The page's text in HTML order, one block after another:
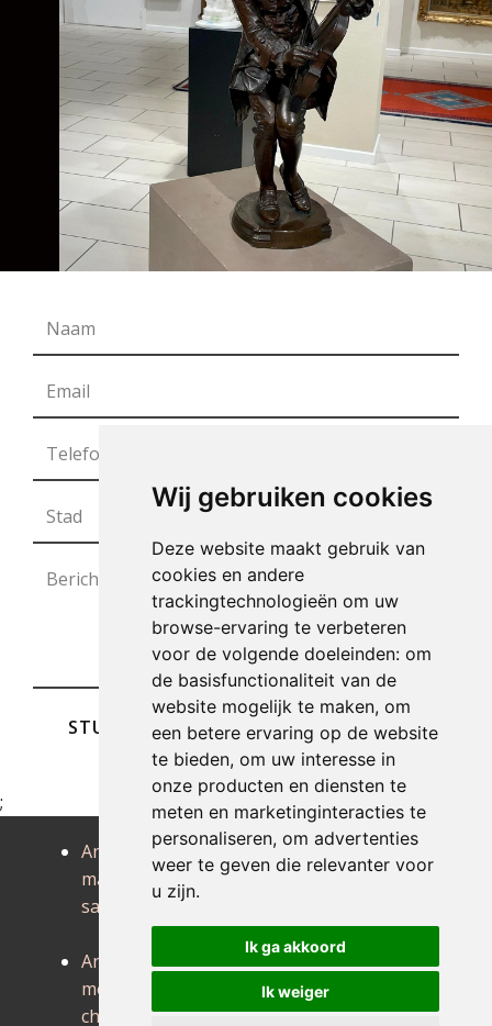
Wij gebruiken cookies
Deze website maakt gebruik van
cookies en andere
trackingtechnologieën om uw
browse-ervaring te verbeteren
voor de volgende doeleinden: om
de basisfunctionaliteit van de
website mogelijk te maken, om
een betere ervaring op de website
te bieden, om uw interesse in
onze producten en diensten te
meten en marketinginteracties te
personaliseren, om advertenties
weer te geven die relevanter voor
u zijn.
Ik ga akkoord
Ik weiger
STUREN
;
Antiek
masnuy-
saint-pierre
Antiek
maubray
Antiek
maulde
maurage
Antiek mellet
Antiek
merbes-le-
chateau
Antiek
merbes-
sainte-marie
Antiek
meslin-
l'eveque